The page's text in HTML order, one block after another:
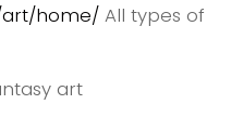
home/ All types of
art